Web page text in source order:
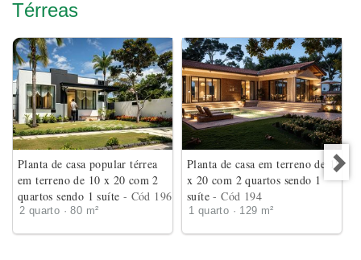
Térreas
Planta de casa popular térrea
em terreno de 10 x 20 com 2
quartos sendo 1 suíte - Cód 196
2 quarto · 80 m²
Planta de casa em terreno de 18
x 20 com 2 quartos sendo 1
suíte- Cód 194
1 quarto · 129 m²